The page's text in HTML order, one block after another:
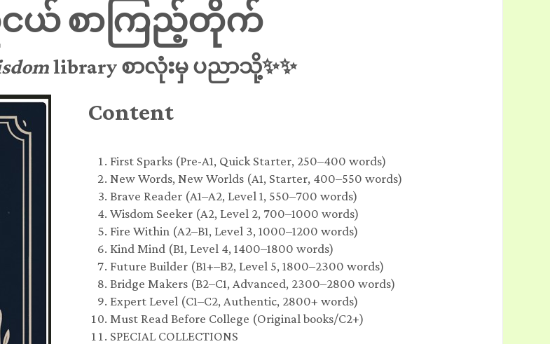
ယ် စာကြည့်တိုက်
library စာလုံးမှ ပညာသို့✨✨
Content
First Sparks (Pre-A1, Quick Starter, 250–400 words)
New Words, New Worlds (A1, Starter, 400–550 words)
Brave Reader (A1–A2, Level 1, 550–700 words)
Wisdom Seeker (A2, Level 2, 700–1000 words)
Fire Within (A2–B1, Level 3, 1000–1200 words)
Kind Mind (B1, Level 4, 1400–1800 words)
Future Builder (B1+–B2, Level 5, 1800–2300 words)
Bridge Makers (B2–C1, Advanced, 2300–2800 words)
Expert Level (C1–C2, Authentic, 2800+ words)
Must Read Before College (Original books/C2+)
SPECIAL COLLECTIONS